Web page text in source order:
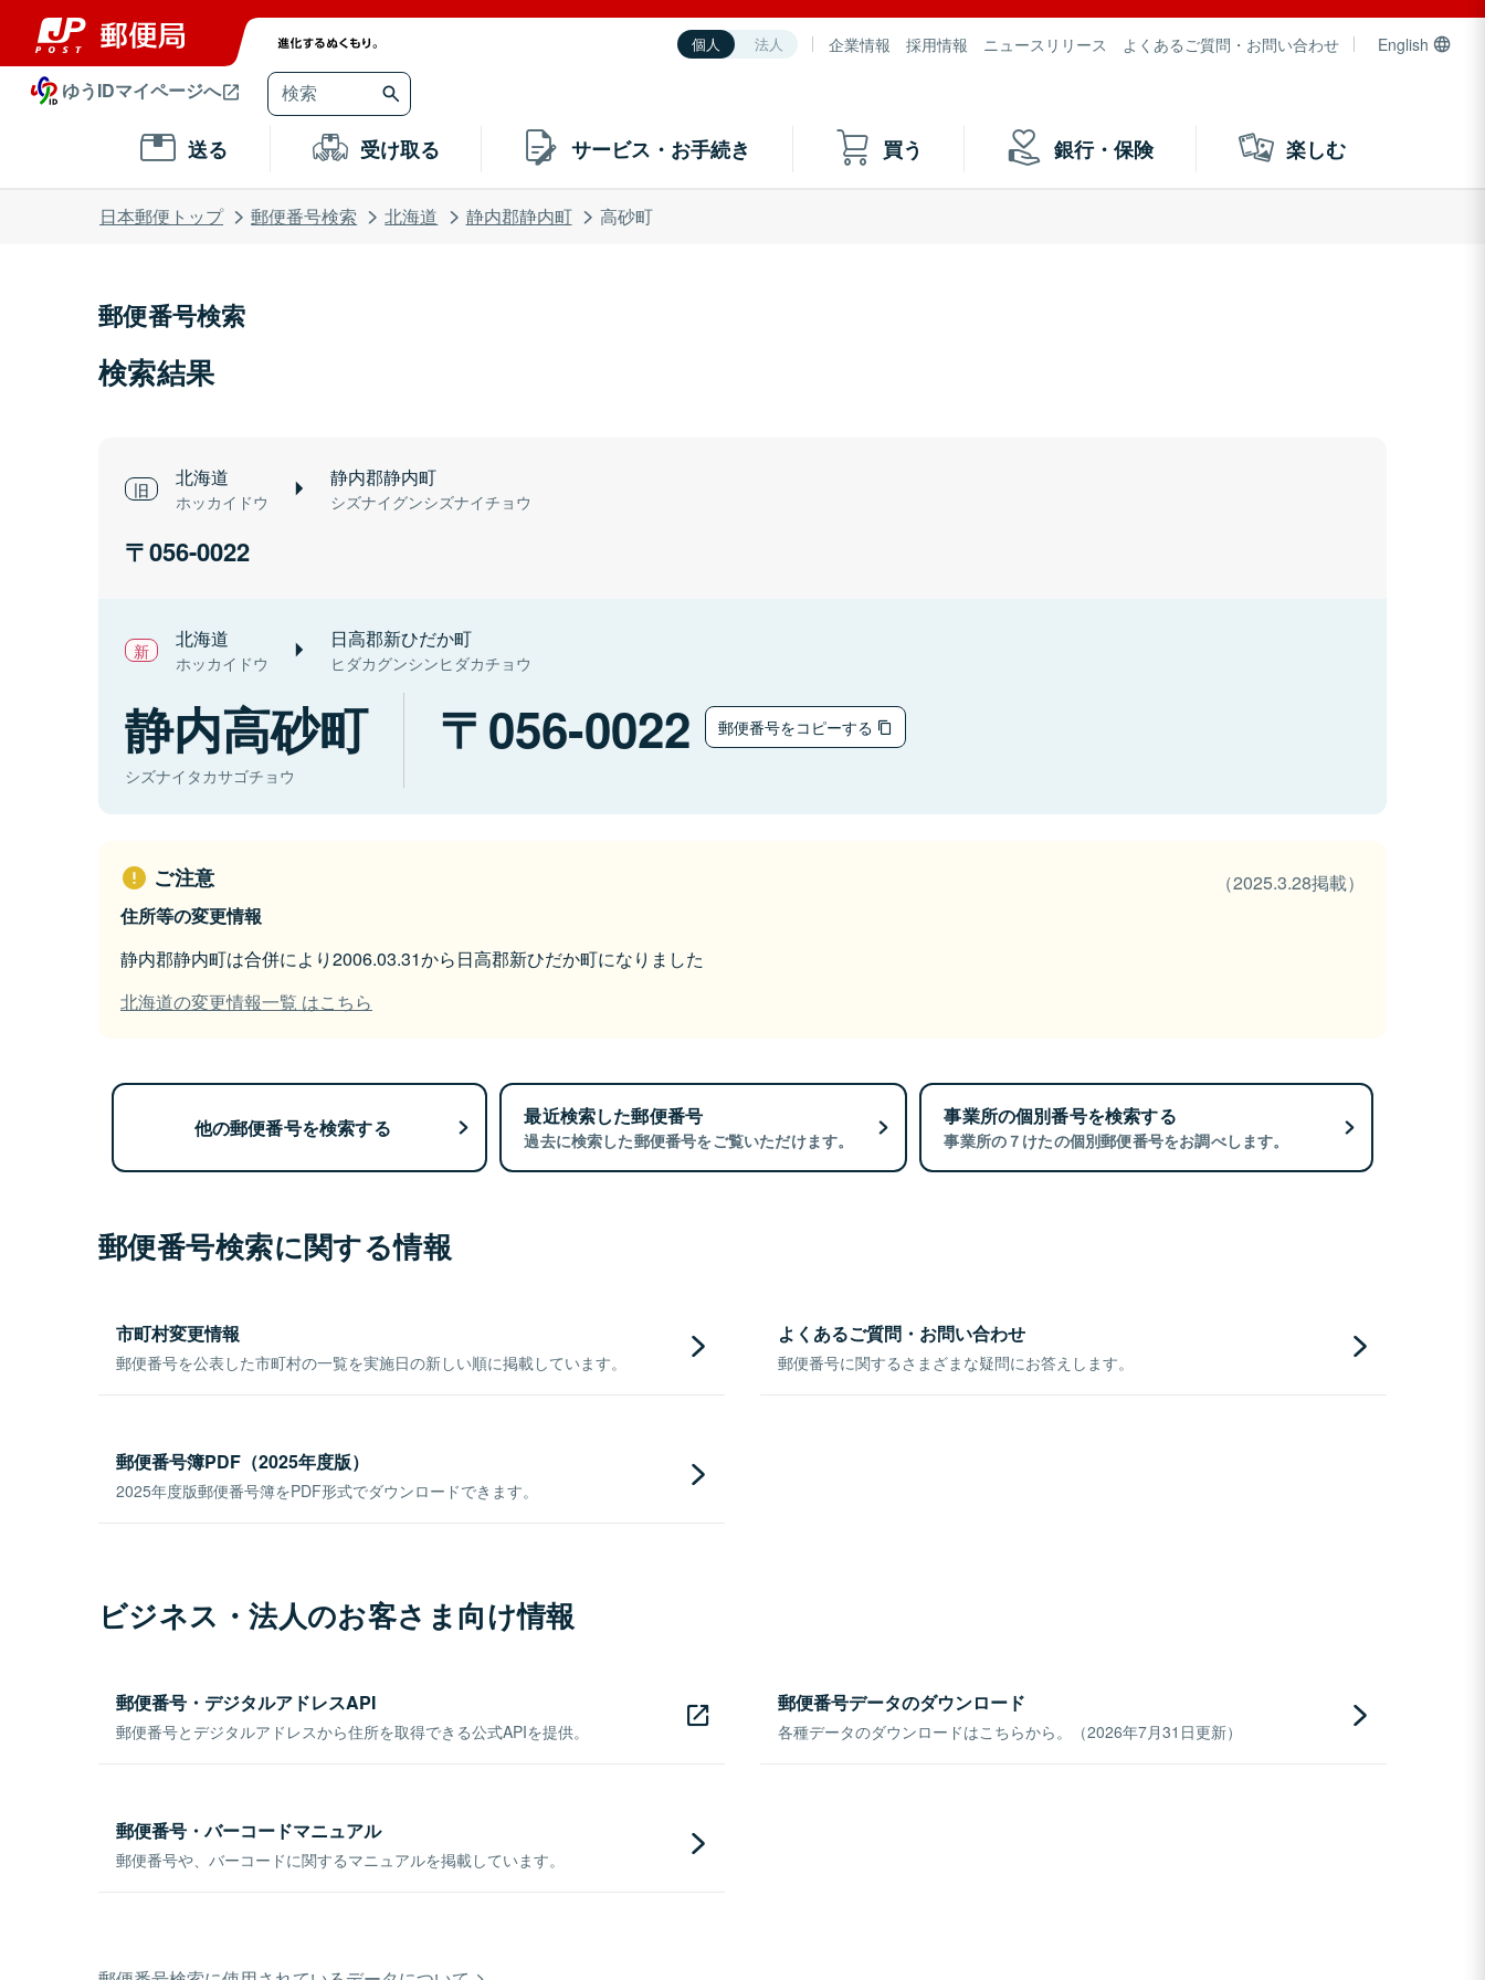
個人 法人 企業情報 採用情報 ニュースリリース よくあるご質問・お問い合わせ English
ゆうIDマイページへ
送る 受け取る サービス・お手続き 買う 銀行・保険 楽しむ
日本郵便トップ 郵便番号検索 北海道 静内郡静内町 高砂町
郵便番号検索
検索結果
北海道
ホッカイドウ
静内郡静内町
シズナイグンシズナイチョウ
056-0022
北海道
ホッカイドウ
日高郡新ひだか町
ヒダカグンシンヒダカチョウ
静内高砂町
シズナイタカサゴチョウ
056-0022 郵便番号をコピーする
ご注意
（2025.3.28掲載）
住所等の変更情報
静内郡静内町は合併により2006.03.31から日高郡新ひだか町になりました
北海道の変更情報一覧 はこちら
他の郵便番号を検索する 最近検索した郵便番号
過去に検索した郵便番号をご覧いただけます。
事業所の個別番号を検索する
事業所の７けたの個別郵便番号をお調べします。
郵便番号検索に関する情報
市町村変更情報
郵便番号を公表した市町村の一覧を実施日の新しい順に掲載しています。
よくあるご質問・お問い合わせ
郵便番号に関するさまざまな疑問にお答えします。
郵便番号簿PDF（2025年度版）
2025年度版郵便番号簿をPDF形式でダウンロードできます。
ビジネス・法人のお客さま向け情報
郵便番号・デジタルアドレスAPI
郵便番号とデジタルアドレスから住所を取得できる公式APIを提供。
郵便番号データのダウンロード
各種データのダウンロードはこちらから。（2026年7月31日更新）
郵便番号・バーコードマニュアル
郵便番号や、バーコードに関するマニュアルを掲載しています。